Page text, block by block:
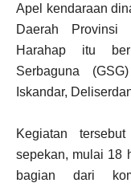
Apel kendaraan
Daerah Provinsi
Harahap itu
Serbaguna
Iskandar,
Kegiatan
sepekan, mulai 18
bagian dari